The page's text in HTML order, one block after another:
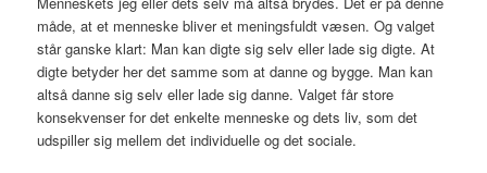
måde, at et menneske bliver et meningsfuldt væsen. Og valget
står ganske klart: Man kan digte sig selv eller lade sig digte. At
digte betyder her det samme som at danne og bygge. Man kan
altså danne sig selv eller lade sig danne. Valget får store
konsekvenser for det enkelte menneske og dets liv, som det
udspiller sig mellem det individuelle og det sociale.